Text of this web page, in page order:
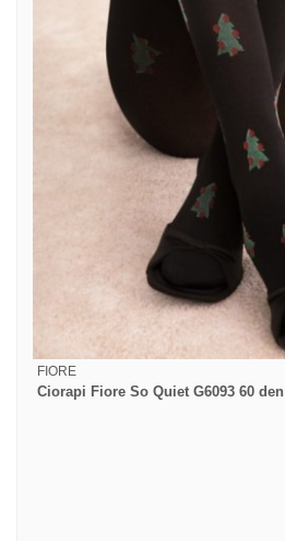
FIORE
Ciorapi Fiore So Quiet G6093 60 den